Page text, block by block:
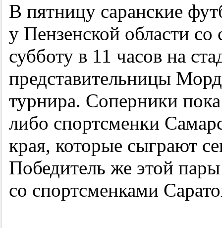
В пятницу саранские
у Пензенской области
субботу в 11 часов на
представительницы
турнира. Соперники
либо спортсменки
края, которые сыграют
Победитель же этой
со спортсменками